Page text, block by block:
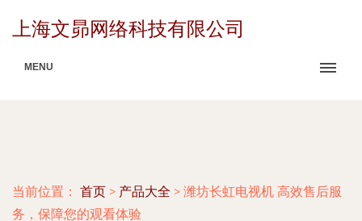
上海文昴网络科技有限公司
MENU
当前位置： 首页 > 产品大全 > 潍坊长虹电视机 高效售后服
务，保障您的观看体验